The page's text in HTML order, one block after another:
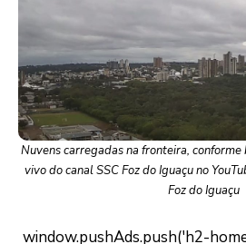
Nuvens carregadas na fronteira,
vivo do canal SSC Foz do Iguaçu no
Foz do Iguaçu